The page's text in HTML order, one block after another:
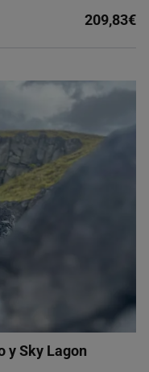
209,83€
y Sky Lagon